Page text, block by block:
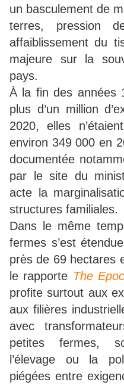
un basculement de
terres, pression
affaiblissement du
majeure sur la
pays.
À la fin des années
plus d’un million
2020, elles
environ 349 000 en
documentée
par le site du
acte la
structures familiales.
Dans le même
fermes s’est
près de 69 hectares
le rapporte The
profite surtout aux
aux filières
avec
petites fermes,
l’élevage ou la
piégées entre